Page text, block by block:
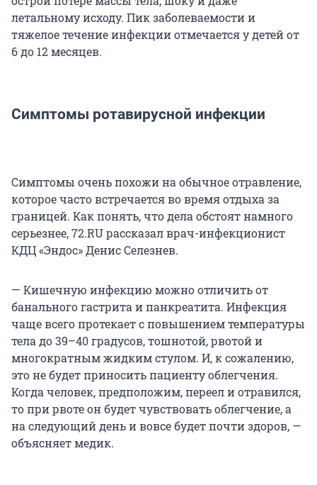
летальному исходу. Пик заболеваемости и
тяжелое течение инфекции отмечается у детей от
6 до 12 месяцев.
Симптомы ротавирусной инфекции
Симптомы очень похожи на обычное отравление,
которое часто встречается во время отдыха за
границей. Как понять, что дела обстоят намного
серьезнее, 72.RU рассказал врач-инфекционист
КДЦ «Эндос» Денис Селезнев.
— Кишечную инфекцию можно отличить от
банального гастрита и панкреатита. Инфекция
чаще всего протекает с повышением температуры
тела до 39–40 градусов, тошнотой, рвотой и
многократным жидким стулом. И, к сожалению,
это не будет приносить пациенту облегчения.
Когда человек, предположим, переел и отравился,
то при рвоте он будет чувствовать облегчение, а
на следующий день и вовсе будет почти здоров, —
объясняет медик.